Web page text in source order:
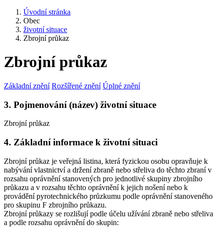
Úvodní stránka
Obec
životní situace
Zbrojní průkaz
Zbrojní průkaz
Základní znění Rozšířené znění Úplné znění
3. Pojmenování (název) životní situace
Zbrojní průkaz
4. Základní informace k životní situaci
Zbrojní průkaz je veřejná listina, která fyzickou osobu opravňuje k
nabývání vlastnictví a držení zbraně nebo střeliva do těchto zbraní v
rozsahu oprávnění stanovených pro jednotlivé skupiny zbrojního
průkazu a v rozsahu těchto oprávnění k jejich nošení nebo k
provádění pyrotechnického průzkumu podle oprávnění stanoveného
pro skupinu F zbrojního průkazu.
Zbrojní průkazy se rozlišují podle účelu užívání zbraně nebo střeliva
a podle rozsahu oprávnění do skupin: